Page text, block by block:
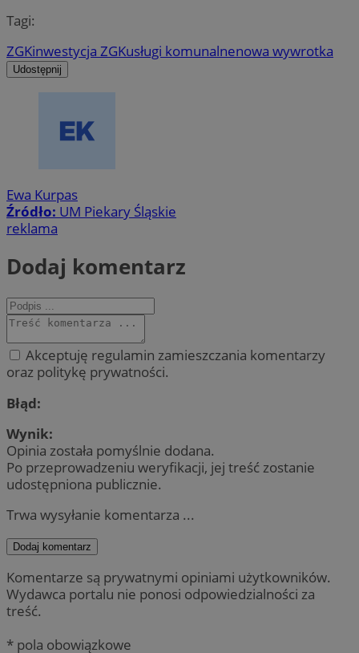
Tagi:
ZGKinwestycja ZGKusługi komunalnenowa wywrotka
Udostępnij
Ewa Kurpas
Źródło: UM Piekary Śląskie
reklama
Dodaj komentarz
Akceptuję regulamin zamieszczania komentarzy
oraz politykę prywatności.
Błąd:
Wynik:
Opinia została pomyślnie dodana.
Po przeprowadzeniu weryfikacji, jej treść zostanie
udostępniona publicznie.
Trwa wysyłanie komentarza ...
Dodaj komentarz
Komentarze są prywatnymi opiniami użytkowników.
Wydawca portalu nie ponosi odpowiedzialności za
treść.
* pola obowiązkowe